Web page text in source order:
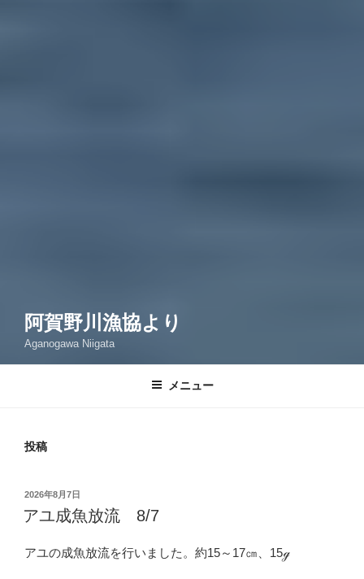
阿賀野川漁協より
Aganogawa Niigata
メニュー
投稿
投
稿
日:
2026年8月7日
アユ成魚放流 8/7
アユの成魚放流を行いました。約15～17㎝、15ℊ